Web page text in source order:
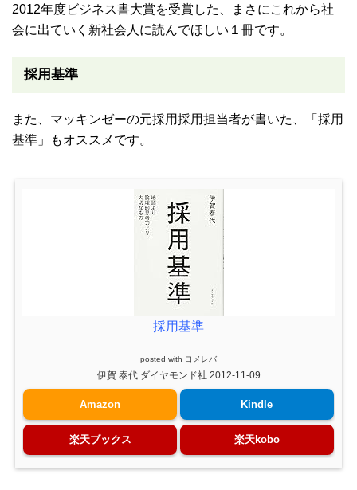
2012年度ビジネス書大賞を受賞した、まさにこれから社
会に出ていく新社会人に読んでほしい１冊です。
採用基準
また、マッキンゼーの元採用採用担当者が書いた、「採用
基準」もオススメです。
採用基準
posted with ヨメレバ
伊賀 泰代 ダイヤモンド社 2012-11-09
Amazon Kindle
楽天ブックス 楽天kobo